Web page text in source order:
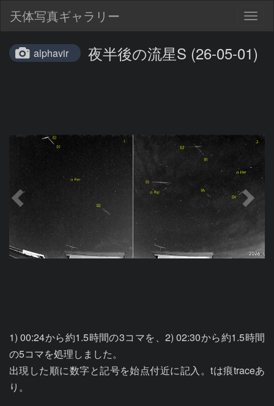
天体写真ギャラリー
alphavir 夜半後の流星S (26-05-01)
1) 00:24から約1.5時間の3コマを、2) 02:30から約1.5時間
の5コマを処理しました。
出現した順に数字と記号を始点付近に記入。tは痕traceあ
り。